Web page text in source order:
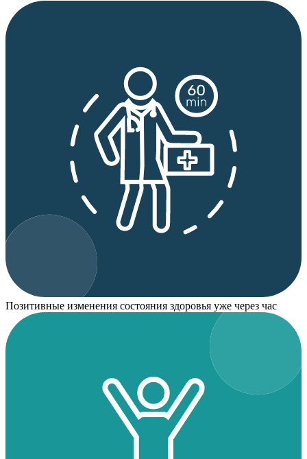
Позитивные изменения состояния здоровья уже через час